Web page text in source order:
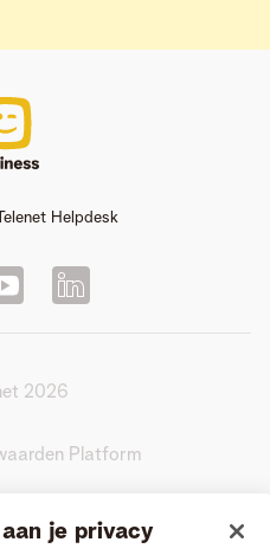
Helpdesk
2026
Platform
Videogesprek
je privacy